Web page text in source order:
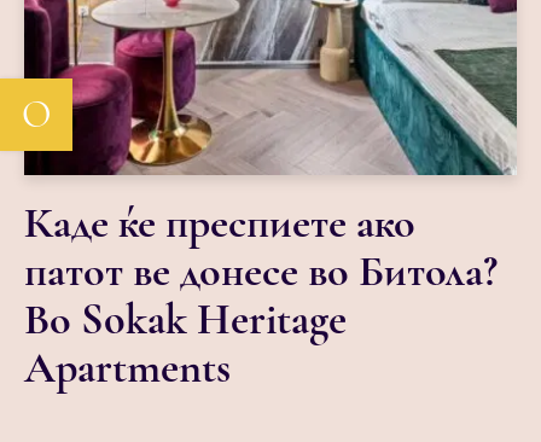
О
Каде ќе преспиете ако
патот ве донесе во Битола?
Во Sokak Heritage
Apartments